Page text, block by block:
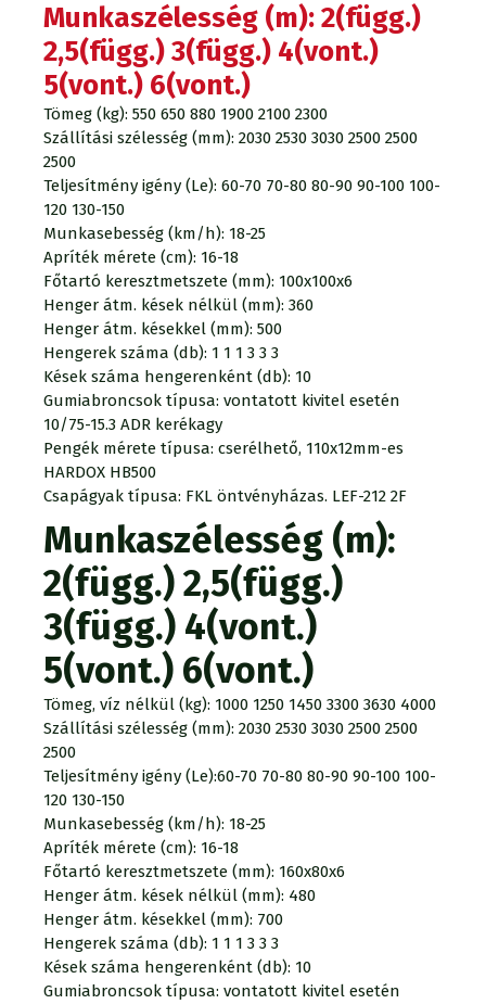
Munkaszélesség (m): 2(függ.)
2,5(függ.) 3(függ.) 4(vont.)
5(vont.) 6(vont.)
Tömeg (kg): 550 650 880 1900 2100 2300
Szállítási szélesség (mm): 2030 2530 3030 2500 2500
2500
Teljesítmény igény (Le): 60-70 70-80 80-90 90-100 100-
120 130-150
Munkasebesség (km/h): 18-25
Apríték mérete (cm): 16-18
Főtartó keresztmetszete (mm): 100x100x6
Henger átm. kések nélkül (mm): 360
Henger átm. késekkel (mm): 500
Hengerek száma (db): 1 1 1 3 3 3
Kések száma hengerenként (db): 10
Gumiabroncsok típusa: vontatott kivitel esetén
10/75-15.3 ADR kerékagy
Pengék mérete típusa: cserélhető, 110x12mm-es
HARDOX HB500
Csapágyak típusa: FKL öntvényházas. LEF-212 2F
Munkaszélesség (m):
2(függ.) 2,5(függ.)
3(függ.) 4(vont.)
5(vont.) 6(vont.)
Tömeg, víz nélkül (kg): 1000 1250 1450 3300 3630 4000
Szállítási szélesség (mm): 2030 2530 3030 2500 2500
2500
Teljesítmény igény (Le):60-70 70-80 80-90 90-100 100-
120 130-150
Munkasebesség (km/h): 18-25
Apríték mérete (cm): 16-18
Főtartó keresztmetszete (mm): 160x80x6
Henger átm. kések nélkül (mm): 480
Henger átm. késekkel (mm): 700
Hengerek száma (db): 1 1 1 3 3 3
Kések száma hengerenként (db): 10
Gumiabroncsok típusa: vontatott kivitel esetén